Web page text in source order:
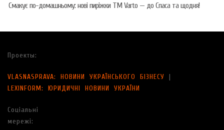
Смакує по-домашньому: нові пиріжки ТМ Varto — до Спаса та щодня!
Проекты:
VLASNASPRAVA: НОВИНИ УКРАЇНСЬКОГО БІЗНЕСУ |
LEXINFORM: ЮРИДИЧНІ НОВИНИ УКРАЇНИ
Соціальні
мережі: